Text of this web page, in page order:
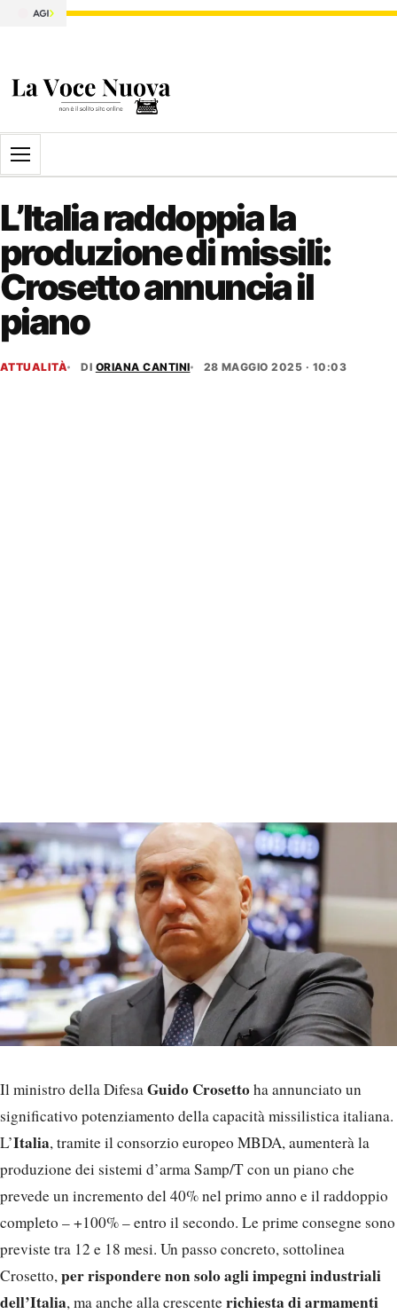
Apri il menu
L’Italia raddoppia la
produzione di missili:
Crosetto annuncia il
piano
ATTUALITÀ DI ORIANA CANTINI 28 MAGGIO 2025 · 10:03
Il ministro della DifesaGuido Crosettoha annunciato un
significativo potenziamento della capacità missilistica italiana.
L’Italia, tramite il consorzio europeo MBDA, aumenterà la
produzione dei sistemi d’arma Samp/T con un piano che
prevede un incremento del 40% nel primo anno e il raddoppio
completo – +100% – entro il secondo. Le prime consegne sono
previste tra 12 e 18 mesi. Un passo concreto, sottolinea
Crosetto,per rispondere non solo agli impegni industriali
dell’Italia, ma anche alla crescenterichiesta di armamenti